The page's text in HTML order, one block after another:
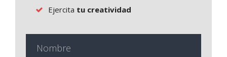
Ejercita tu creatividad